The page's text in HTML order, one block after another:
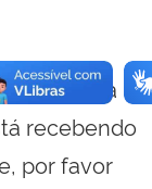
essa
recebendo
por favor